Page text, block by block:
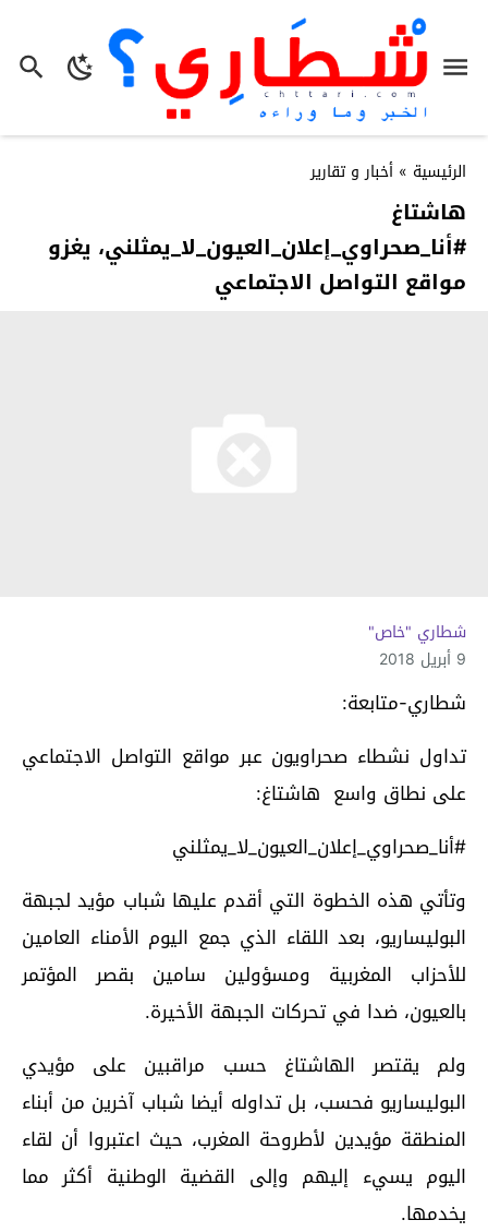
الرئيسية » أخبار و تقارير
هاشتاغ
#أنا_صحراوي_إعلان_العيون_لا_يمثلني، يغزو
مواقع التواصل الاجتماعي
شطاري "خاص"
9 أبريل 2018
شطاري-متابعة:
تداول نشطاء صحراويون عبر مواقع التواصل الاجتماعي
على نطاق واسع هاشتاغ:
#أنا_صحراوي_إعلان_العيون_لا_يمثلني
وتأتي هذه الخطوة التي أقدم عليها شباب مؤيد لجبهة
البوليساريو، بعد اللقاء الذي جمع اليوم الأمناء العامين
للأحزاب المغربية ومسؤولين سامين بقصر المؤتمر
بالعيون، ضدا في تحركات الجبهة الأخيرة.
ولم يقتصر الهاشتاغ حسب مراقبين على مؤيدي
البوليساريو فحسب، بل تداوله أيضا شباب آخرين من أبناء
المنطقة مؤيدين لأطروحة المغرب، حيث اعتبروا أن لقاء
اليوم يسيء إليهم وإلى القضية الوطنية أكثر مما
يخدمها.